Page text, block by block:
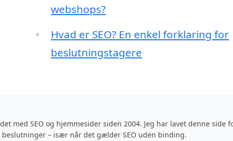
webshops?
Hvad er SEO? En enkel forklaring for
beslutningstagere
med SEO og hjemmesider siden 2004. Jeg har lavet denne side
– især når det gælder SEO uden binding.